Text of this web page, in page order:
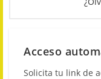
Acceso
Solicita tu link de